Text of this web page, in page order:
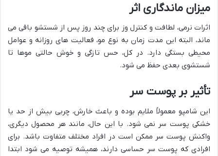
میزان ماندگاری اثر
اثرات نرمی، لطافت و کنترل وز برای چند روز پس از شستشو باقی می
ماند، البته این مدت زمان به نوع مو، فعالیت های روزانه و عوامل
محیطی بستگی دارد. در کل، حس تازگی و خوش حالتی موها تا
شستشوی بعدی حفظ می شود.
تأثیر بر پوست سر
این شامپو معمولاً ملایم بوده و باعث خارش، چربی بیش از حد یا
خشکی پوست سر نمی شود. با این حال، مانند هر محصول دیگری،
واکنش پوست سر ممکن است در افراد مختلف متفاوت باشد. برای
افرادی که پوست سر حساسی دارند، همیشه توصیه می شود ابتدا